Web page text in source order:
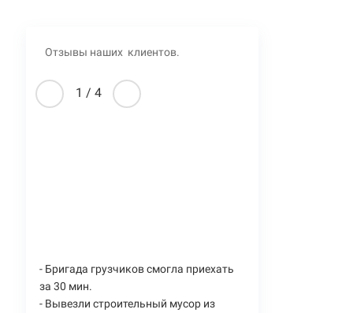
Отзывы наших клиентов.
1 / 4
- Бригада грузчиков смогла приехать
за 30 мин.
- Вывезли строительный мусор из